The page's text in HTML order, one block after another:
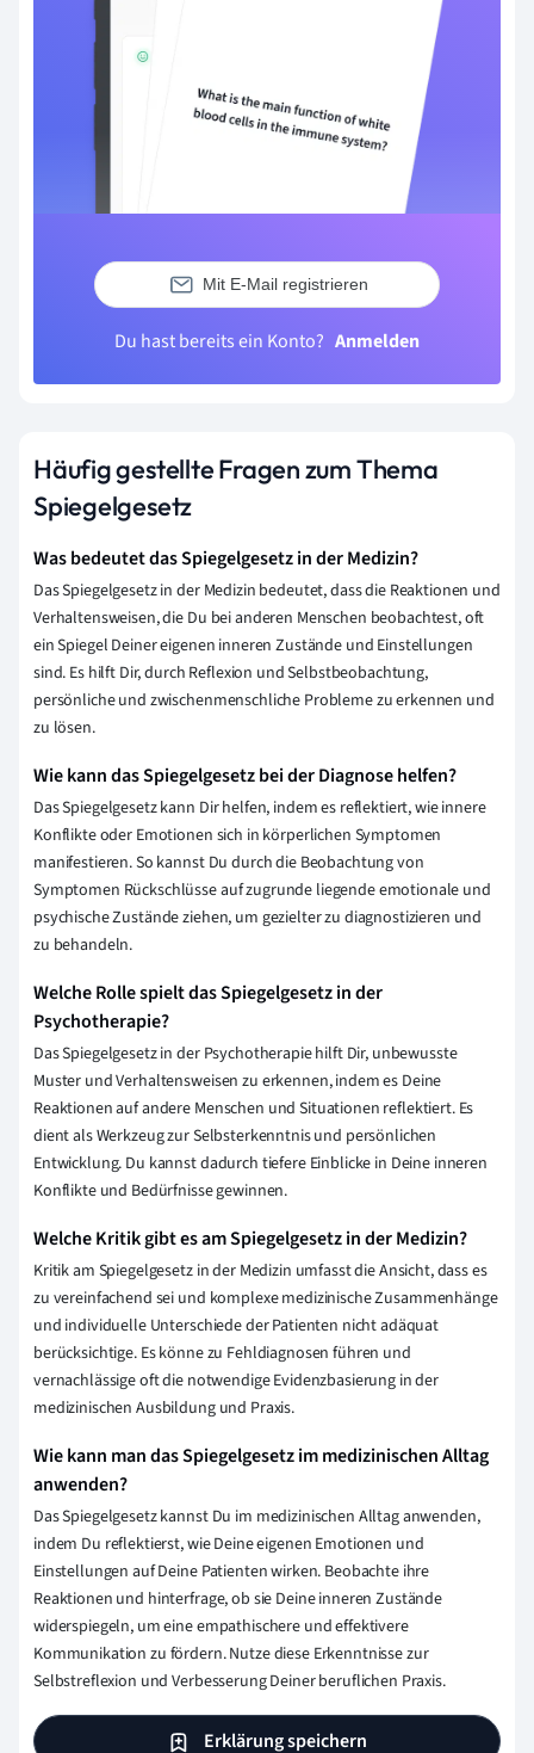
Mit E-Mail registrieren
Du hast bereits ein Konto? Anmelden
Häufig gestellte Fragen zum Thema
Spiegelgesetz
Was bedeutet das Spiegelgesetz in der Medizin?
Das Spiegelgesetz in der Medizin bedeutet, dass die Reaktionen und
Verhaltensweisen, die Du bei anderen Menschen beobachtest, oft
ein Spiegel Deiner eigenen inneren Zustände und Einstellungen
sind. Es hilft Dir, durch Reflexion und Selbstbeobachtung,
persönliche und zwischenmenschliche Probleme zu erkennen und
zu lösen.
Wie kann das Spiegelgesetz bei der Diagnose helfen?
Das Spiegelgesetz kann Dir helfen, indem es reflektiert, wie innere
Konflikte oder Emotionen sich in körperlichen Symptomen
manifestieren. So kannst Du durch die Beobachtung von
Symptomen Rückschlüsse auf zugrunde liegende emotionale und
psychische Zustände ziehen, um gezielter zu diagnostizieren und
zu behandeln.
Welche Rolle spielt das Spiegelgesetz in der
Psychotherapie?
Das Spiegelgesetz in der Psychotherapie hilft Dir, unbewusste
Muster und Verhaltensweisen zu erkennen, indem es Deine
Reaktionen auf andere Menschen und Situationen reflektiert. Es
dient als Werkzeug zur Selbsterkenntnis und persönlichen
Entwicklung. Du kannst dadurch tiefere Einblicke in Deine inneren
Konflikte und Bedürfnisse gewinnen.
Welche Kritik gibt es am Spiegelgesetz in der Medizin?
Kritik am Spiegelgesetz in der Medizin umfasst die Ansicht, dass es
zu vereinfachend sei und komplexe medizinische Zusammenhänge
und individuelle Unterschiede der Patienten nicht adäquat
berücksichtige. Es könne zu Fehldiagnosen führen und
vernachlässige oft die notwendige Evidenzbasierung in der
medizinischen Ausbildung und Praxis.
Wie kann man das Spiegelgesetz im medizinischen Alltag
anwenden?
Das Spiegelgesetz kannst Du im medizinischen Alltag anwenden,
indem Du reflektierst, wie Deine eigenen Emotionen und
Einstellungen auf Deine Patienten wirken. Beobachte ihre
Reaktionen und hinterfrage, ob sie Deine inneren Zustände
widerspiegeln, um eine empathischere und effektivere
Kommunikation zu fördern. Nutze diese Erkenntnisse zur
Selbstreflexion und Verbesserung Deiner beruflichen Praxis.
Erklärung speichern